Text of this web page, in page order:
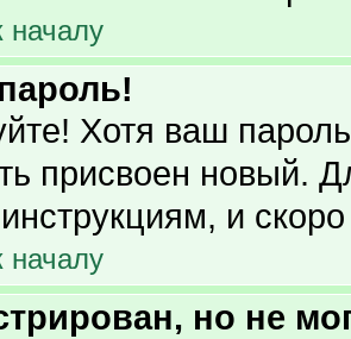
началу
Хотя ваш
присвоен новый.
и
началу
но не